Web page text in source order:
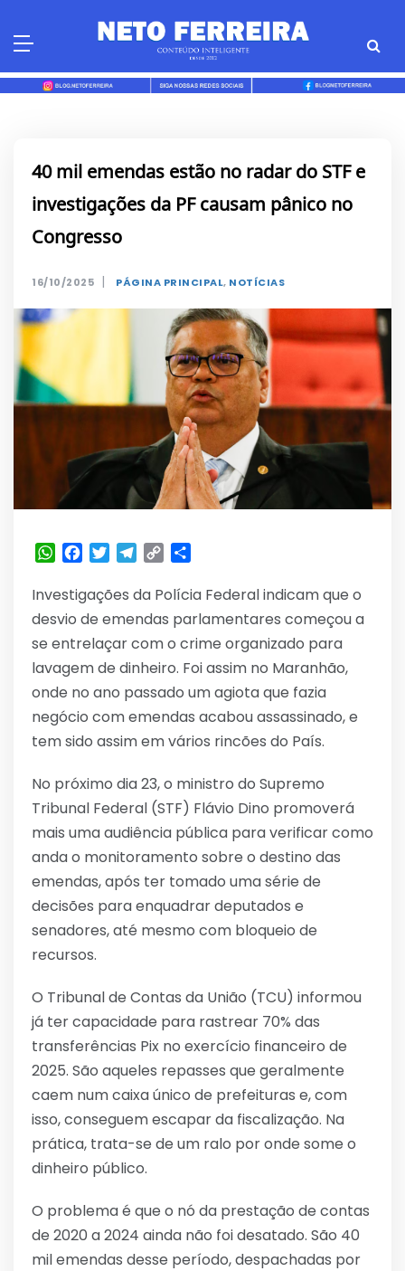
40 mil emendas estão no radar do STF e
investigações da PF causam pânico no
Congresso
16/10/2025 | PÁGINA PRINCIPAL, NOTÍCIAS
WhatsApp
Facebook
TwitterTelegram
Copy
Investigações da Polícia Federal indicam que o
desvio de emendas parlamentares começou a
se entrelaçar com o crime organizado para
lavagem de dinheiro. Foi assim no Maranhão,
onde no ano passado um agiota que fazia
negócio com emendas acabou assassinado, e
tem sido assim em vários rincões do País.
No próximo dia 23, o ministro do Supremo
Tribunal Federal (STF) Flávio Dino promoverá
mais uma audiência pública para verificar como
anda o monitoramento sobre o destino das
emendas, após ter tomado uma série de
decisões para enquadrar deputados e
senadores, até mesmo com bloqueio de
recursos.
O Tribunal de Contas da União (TCU) informou
já ter capacidade para rastrear 70% das
transferências Pix no exercício financeiro de
2025. São aqueles repasses que geralmente
caem num caixa único de prefeituras e, com
isso, conseguem escapar da fiscalização. Na
prática, trata-se de um ralo por onde some o
dinheiro público.
O problema é que o nó da prestação de contas
de 2020 a 2024 ainda não foi desatado. São 40
mil emendas desse período, despachadas por